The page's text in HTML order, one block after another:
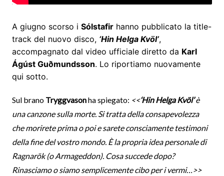
A giugno scorso i Sólstafirhanno pubblicato la title-
track del nuovo disco, ‘Hin Helga Kvöl’,
accompagnato dal video ufficiale diretto da Karl
Ágúst Guðmundsson. Lo riportiamo nuovamente
qui sotto.
Sul brano Tryggvasonha spiegato: <<‘Hin Helga Kvöl’è
una canzone sulla morte. Si tratta della consapevolezza
che morirete prima o poi e sarete consciamente testimoni
della fine del vostro mondo. È la propria idea personale di
Ragnarök (o Armageddon). Cosa succede dopo?
Rinasciamo o siamo semplicemente cibo per i vermi…>>